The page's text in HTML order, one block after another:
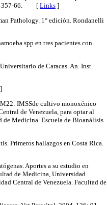
66.
[ Links ]
Pathology. 1° edición. Rondanelli
spp en tres pacientes con
de Caracas. An. Inst.
]
IMSSde cultivo monoxénico
de Venezuela, para optar al
de Medicina. Escuela de Bioanálisis.
Primeros hallazgos en Costa Rica.
Aportes a su estudio en
de Medicina, Universidad
Central de Venezuela. Facultad de